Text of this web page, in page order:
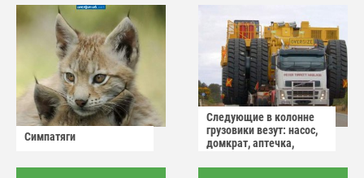
Симпатяги
Следующие в колонне
грузовики везут: насос,
домкрат, аптечка,